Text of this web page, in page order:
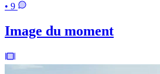
• 9
Image du moment